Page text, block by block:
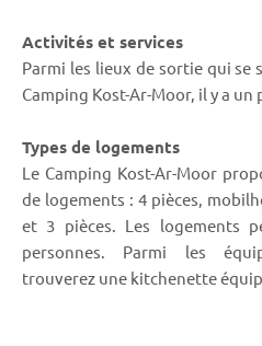
Activités et services
Parmi les lieux de sortie qui se
Camping Kost-Ar-Moor, il y a un
Types de logements
Le Camping Kost-Ar-Moor
de logements : 4 pièces,
et 3 pièces. Les logements
personnes. Parmi les
trouverez une kitchenette